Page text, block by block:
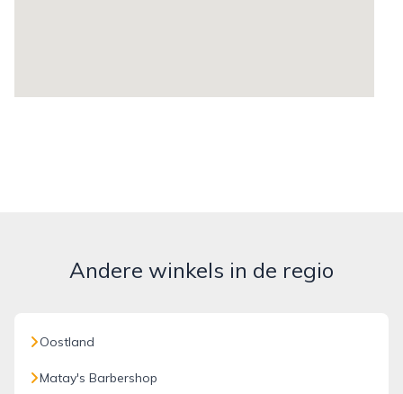
Andere winkels in de regio
Oostland
Matay's Barbershop